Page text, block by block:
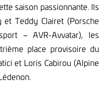
saison passionnante. Ils
Teddy Clairet (Porsche
– AVR-Avvatar), les
place provisoire du
et Loris Cabirou (Alpine